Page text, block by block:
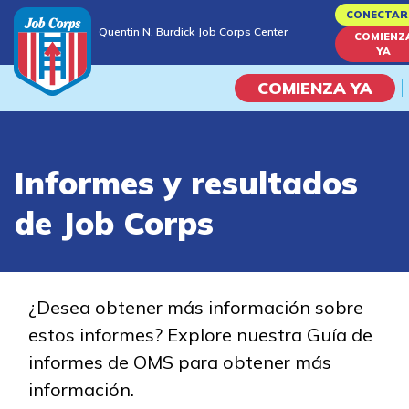
to
content
Quentin N. Burdick Job Corps Center
YA
COMIENZA YA
Vida En El Campus
Habilidades académicas
Estudiar
Programas de
Informes y resultados
de Job Corps
¿Desea obtener más información sobre
estos informes? Explore nuestra Guía de
informes de OMS para obtener más
información.